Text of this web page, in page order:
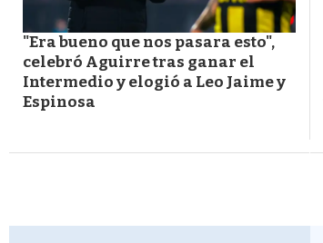
"Era bueno que nos pasara esto",
celebró Aguirre tras ganar el
Intermedio y elogió a Leo Jaime y
Espinosa